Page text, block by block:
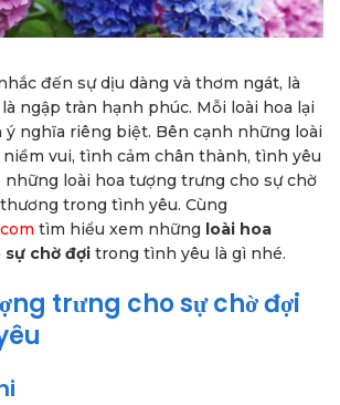
đến sự dịu dàng và thơm ngát, là
ngập tràn hạnh phúc. Mỗi loài hoa lại
nghĩa riêng biệt. Bên cạnh những loài
vui, tình cảm chân thành, tình yêu
loài hoa tượng trưng cho sự chờ
trong tình yêu. Cùng
tìm hiểu xem những loài hoa
chờ đợi trong tình yêu là gì nhé.
trưng cho sự chờ đợi